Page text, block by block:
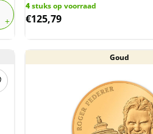
4stuks op voorraad
€125,79
Goud